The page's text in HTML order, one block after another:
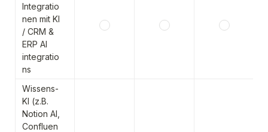
Integratio
nen mit KI
/ CRM &
ERP AI
integratio
ns
Wissens-
KI (z.B.
Notion AI,
Confluen